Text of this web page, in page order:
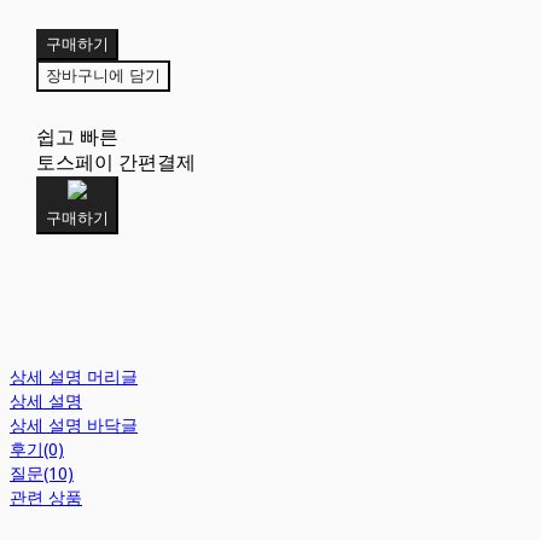
구매하기
장바구니에 담기
쉽고 빠른
토스페이 간편결제
구매하기
상세 설명 머리글
상세 설명
상세 설명 바닥글
후기(0)
질문(10)
관련 상품